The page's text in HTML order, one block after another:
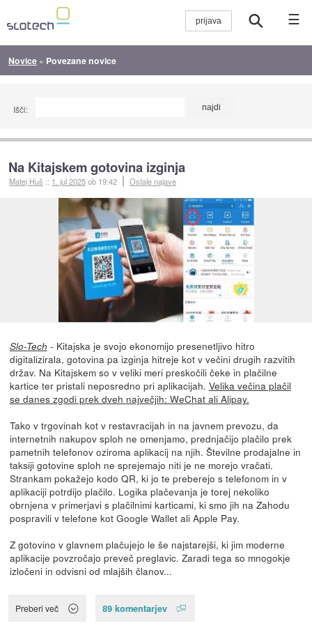
☰
Novice » Povezane novice
Išči:
Na Kitajskem gotovina izginja
Matej Huš :: 1. jul 2025ob 19:42 Ostale najave
Slo-Tech - Kitajska je svojo ekonomijo presenetljivo hitro
digitalizirala, gotovina pa izginja hitreje kot v večini drugih razvitih
držav. Na Kitajskem so v veliki meri preskočili čeke in plačilne
kartice ter pristali neposredno pri aplikacijah. Velika večina plačil
se danes zgodi prek dveh največjih: WeChat ali Alipay.
Tako v trgovinah kot v restavracijah in na javnem prevozu, da
internetnih nakupov sploh ne omenjamo, prednjačijo plačilo prek
pametnih telefonov oziroma aplikacij na njih. Številne prodajalne in
taksiji gotovine sploh ne sprejemajo niti je ne morejo vračati.
Strankam pokažejo kodo QR, ki jo te preberejo s telefonom in v
aplikaciji potrdijo plačilo. Logika plačevanja je torej nekoliko
obrnjena v primerjavi s plačilnimi karticami, ki smo jih na Zahodu
pospravili v telefone kot Google Wallet ali Apple Pay.
Z gotovino v glavnem plačujejo le še najstarejši, ki jim moderne
aplikacije povzročajo preveč preglavic. Zaradi tega so mnogokje
izločeni in odvisni od mlajših članov...
Preberi več 89 komentarjev